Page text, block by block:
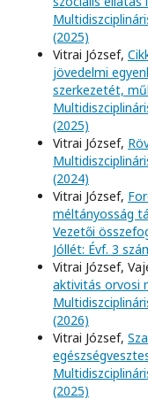
(2025)
Vitrai József,
jövedelmi
szerkezetét,
(2025)
Vitrai József,
(2024)
Vitrai József,
méltányosság
Vezetői
Jóllét: Évf. 3
Vitrai József,
aktivitás orvosi
(2026)
Vitrai József,
(2025)